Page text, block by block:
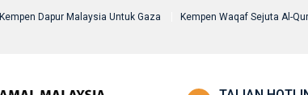
Kempen Dapur Malaysia Untuk Gaza Kempen Waqaf Sejuta Al-